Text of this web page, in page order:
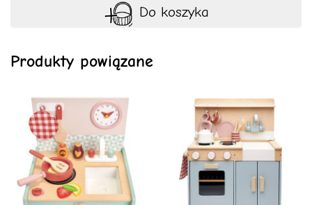
Do koszyka
Produkty powiązane